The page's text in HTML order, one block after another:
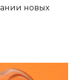
новых